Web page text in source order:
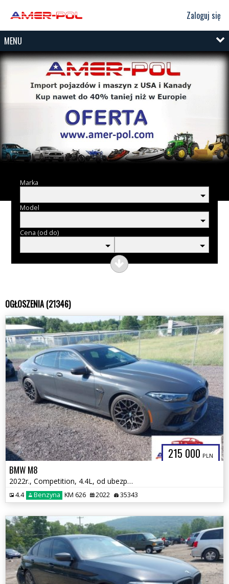
Zaloguj się
MENU
Marka
Model
Cena (od do)
OGŁOSZENIA (21346)
215 000 PLN
BMW M8
2022r., Competition, 4.4L, od ubezpieczalni
4.4 Benzyna KM 626 2022 35343